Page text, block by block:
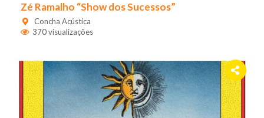
Zé Ramalho “Show dos Sucessos”
Concha Acústica
370 visualizações